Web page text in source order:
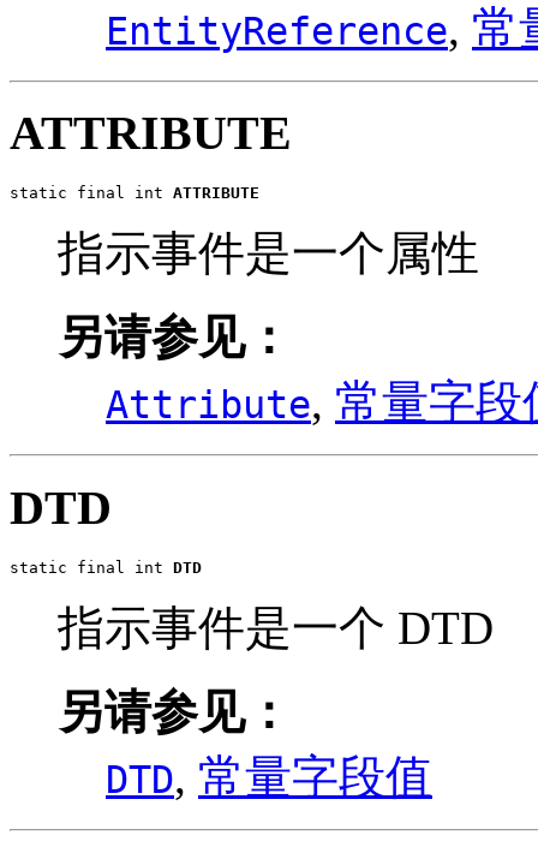
EntityReference, 常
ATTRIBUTE
static final int ATTRIBUTE
指示事件是一个属性
另请参见：
Attribute, 常量字段
DTD
static final int DTD
指示事件是一个 DTD
另请参见：
DTD, 常量字段值